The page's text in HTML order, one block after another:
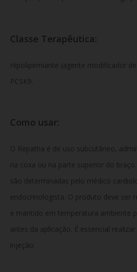
Classe Terapêutica:
Hipolipemiante (agente modificador
PCSK9.
Como usar:
O Repatha é de uso subcutâneo,
na coxa ou na parte superior do
são determinadas pelo médico
endocrinologista. O produto deve ser
e mantido em temperatura ambiente
antes da aplicação. É essencial
injeção.